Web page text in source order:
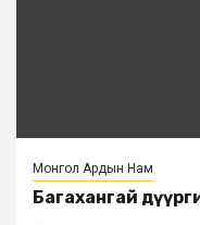
Монгол Ардын Нам
Багахангай